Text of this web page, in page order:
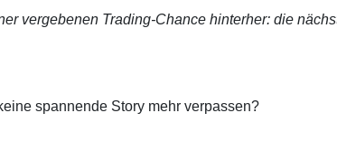
vergebenen Trading-Chance hinterher: die
spannende Story mehr verpassen?